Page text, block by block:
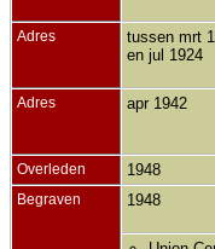
Adres
tussen mrt
en jul 1924
Adres apr 1942
Overleden 1948
Begraven 1948